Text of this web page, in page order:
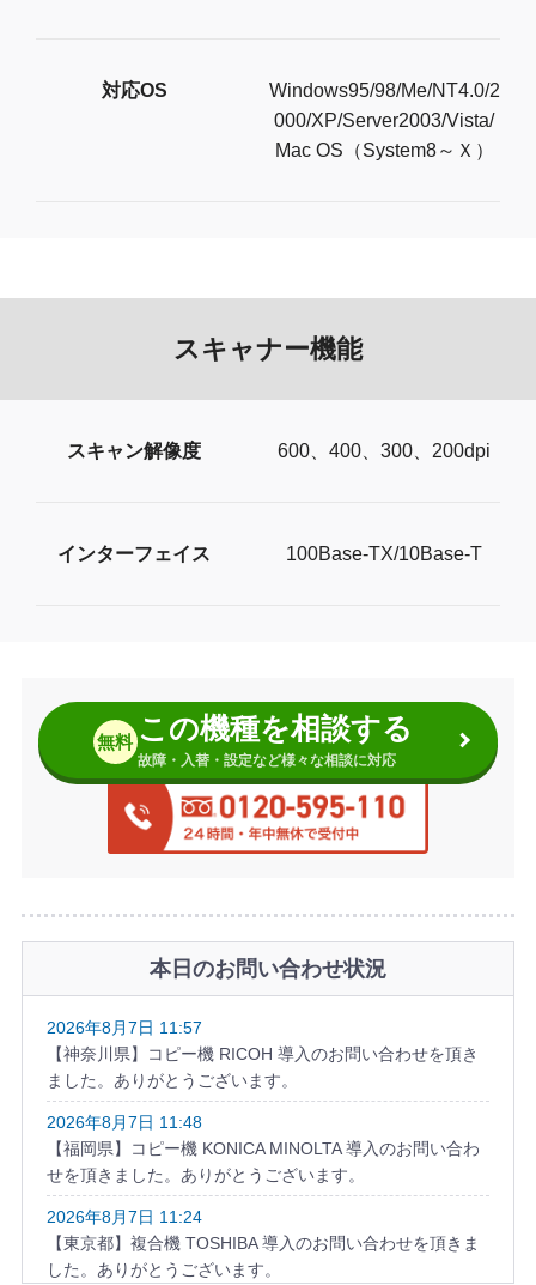
対応OS
W​i​n​d​o​w​s​9​5​/​9​8​/​M​e​/​N​T​4​.​0​/​2​
0​0​0​/​X​P​/​S​e​r​v​e​r​2​0​0​3​/​V​i​s​t​a​/​
M​a​c​ ​O​S​（​S​y​s​t​e​m​8​～​Ｘ​）
スキャナー機能
スキャン解像度 6​0​0​、​4​0​0​、​3​0​0​、​2​0​0​d​p​i
インターフェイス 1​0​0​B​a​s​e​-​T​X​/​1​0​B​a​s​e​-​T
無料 この機種を相談する
故障・入替・設定など様々な相談に対応
本日のお問い合わせ状況
2026年8月7日 11:57
【神奈川県】コピー機 RICOH 導入のお問い合わせを頂き
ました。ありがとうございます。
2026年8月7日 11:48
【福岡県】コピー機 KONICA MINOLTA 導入のお問い合わ
せを頂きました。ありがとうございます。
2026年8月7日 11:24
【東京都】複合機 TOSHIBA 導入のお問い合わせを頂きま
した。ありがとうございます。